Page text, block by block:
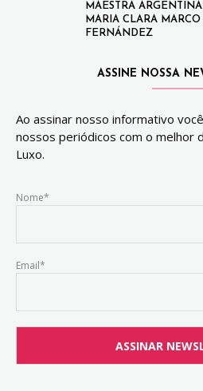
MAESTRA ARGENTINA
MARIA CLARA MARCO
FERNÁNDEZ
ASSINE NOSSA
Ao assinar nosso informativo
nossos periódicos com o melhor
Luxo.
Nome*
Email*